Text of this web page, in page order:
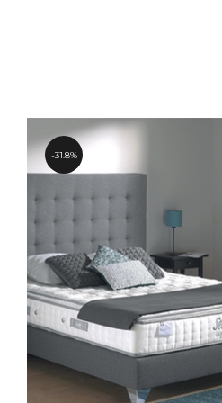
31.8%